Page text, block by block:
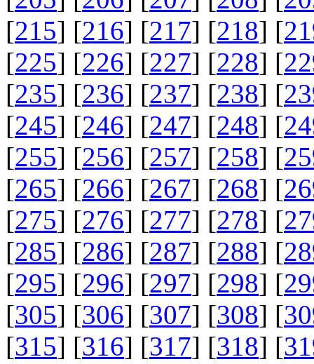
[215] [216] [217] [218] [
[225] [226] [227] [228] [
[235] [236] [237] [238] [
[245] [246] [247] [248] [
[255] [256] [257] [258] [
[265] [266] [267] [268] [
[275] [276] [277] [278] [
[285] [286] [287] [288] [
[295] [296] [297] [298] [
[305] [306] [307] [308] [
[315] [316] [317] [318] [